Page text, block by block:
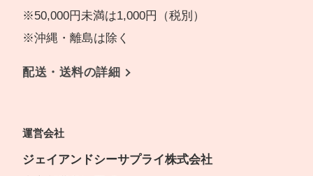
※50,000円未満は1,000円（税別）
※沖縄・離島は除く
配送・送料の詳細
運営会社
ジェイアンドシーサプライ株式会社